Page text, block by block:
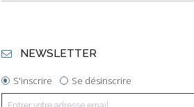
NEWSLETTER
S'inscrire Se désinscrire